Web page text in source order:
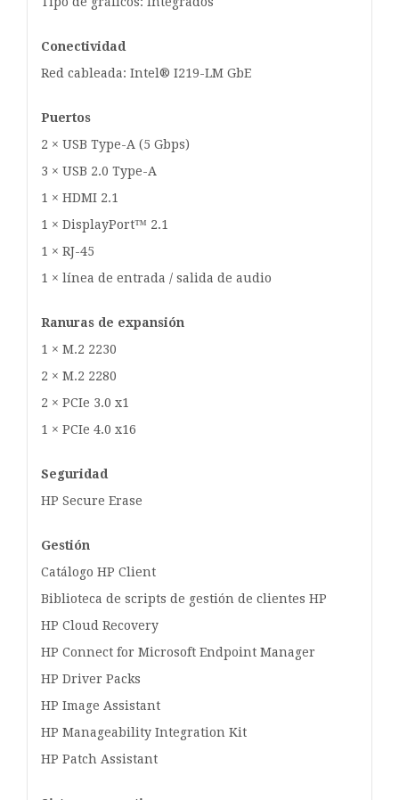
Conectividad
Red cableada: Intel® I219-LM GbE
Puertos
2 × USB Type-A (5 Gbps)
3 × USB 2.0 Type-A
1 × HDMI 2.1
1 × DisplayPort™ 2.1
1 × RJ-45
1 × línea de entrada / salida de audio
Ranuras de expansión
1 × M.2 2230
2 × M.2 2280
2 × PCIe 3.0 x1
1 × PCIe 4.0 x16
Seguridad
HP Secure Erase
Gestión
Catálogo HP Client
Biblioteca de scripts de gestión de clientes HP
HP Cloud Recovery
HP Connect for Microsoft Endpoint Manager
HP Driver Packs
HP Image Assistant
HP Manageability Integration Kit
HP Patch Assistant